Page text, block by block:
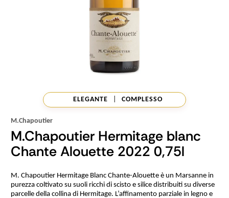
ELEGANTE COMPLESSO
M.Chapoutier
M.Chapoutier Hermitage blanc
Chante Alouette 2022 0,75l
M. Chapoutier Hermitage Blanc Chante-Alouette è un Marsanne in
purezza coltivato su suoli ricchi di scisto e silice distribuiti su diverse
parcelle della collina di Hermitage. L’affinamento parziale in legno e